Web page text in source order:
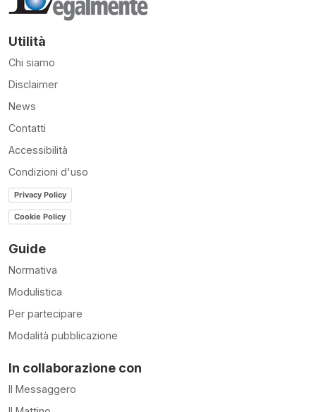
Utilità
Chi siamo
Disclaimer
News
Contatti
Accessibilità
Condizioni d'uso
Privacy Policy
Cookie Policy
Guide
Normativa
Modulistica
Per partecipare
Modalità pubblicazione
In collaborazione con
Il Messaggero